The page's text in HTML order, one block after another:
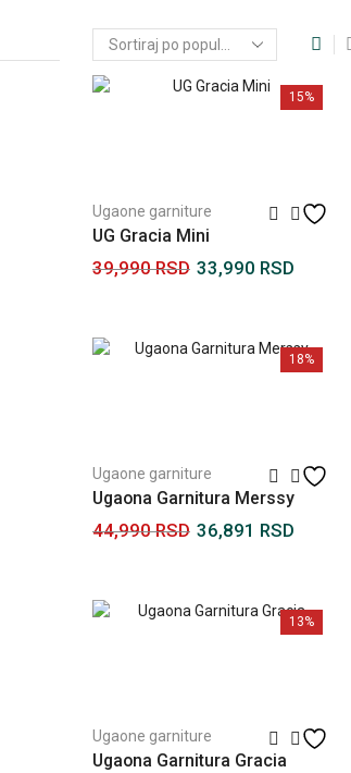
15%
Ugaone garniture
UG Gracia Mini
39,990RSD 33,990 RSD
18%
Ugaone garniture
Ugaona Garnitura Merssy
44,990RSD 36,891 RSD
13%
Ugaone garniture
Ugaona Garnitura Gracia